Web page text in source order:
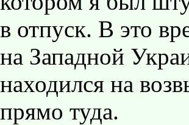
в отпуск. В это
на Западной
находился на
прямо туда.